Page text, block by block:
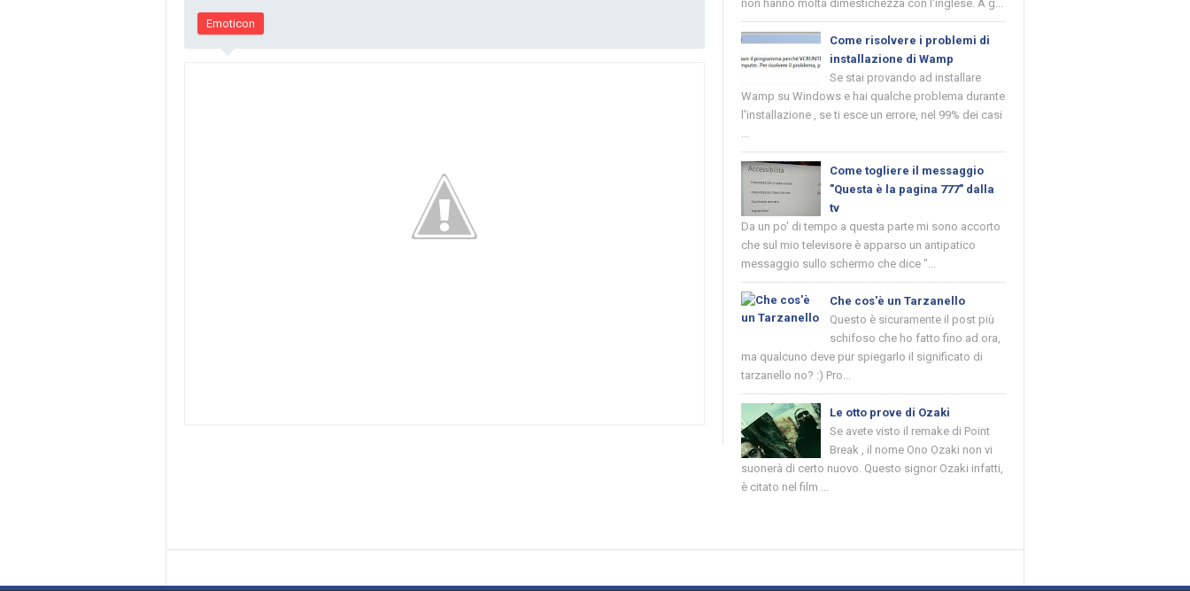
Emoticon
non hanno molta dimestichezza con l'inglese. A g...
Come risolvere i problemi di
installazione di Wamp
Se stai provando ad installare
Wamp su Windows e hai qualche problema durante
l'installazione , se ti esce un errore, nel 99% dei casi
...
Come togliere il messaggio
"Questa è la pagina 777" dalla
tv
Da un po' di tempo a questa parte mi sono accorto
che sul mio televisore è apparso un antipatico
messaggio sullo schermo che dice "...
Che cos'è un Tarzanello
Questo è sicuramente il post più
schifoso che ho fatto fino ad ora,
ma qualcuno deve pur spiegarlo il significato di
tarzanello no? :) Pro...
Le otto prove di Ozaki
Se avete visto il remake di Point
Break , il nome Ono Ozaki non vi
suonerà di certo nuovo. Questo signor Ozaki infatti,
è citato nel film ...